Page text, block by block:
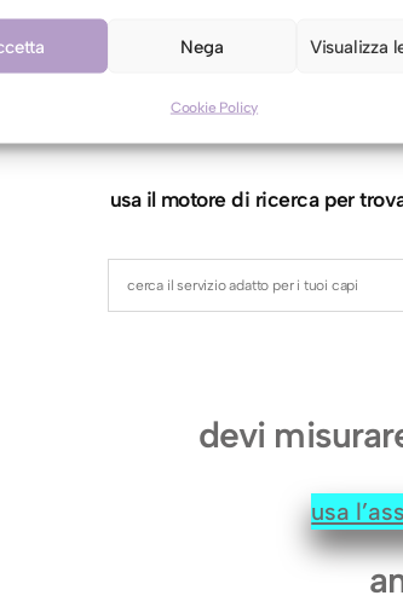
Nega Visualizza
Cookie Policy
a
p
F
usa il motore di ricerca per
devi
usa